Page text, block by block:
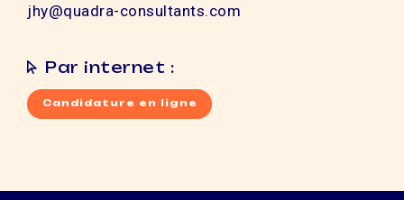
jhy@quadra-consultants.com
Par internet :
Candidature en ligne